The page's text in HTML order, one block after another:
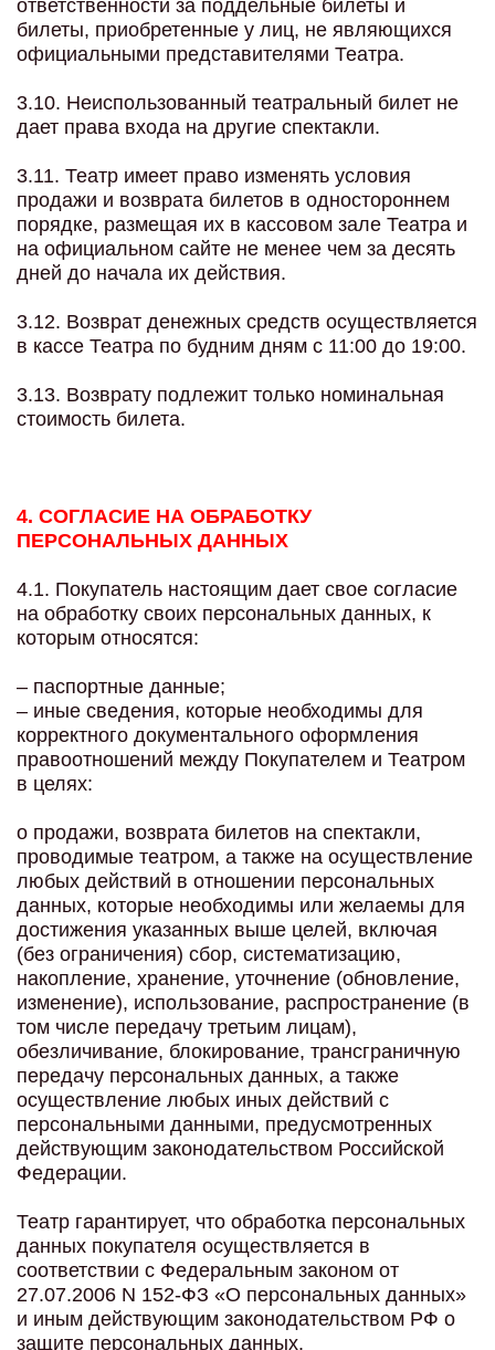
ответственности за поддельные билеты и
билеты, приобретенные у лиц, не являющихся
официальными представителями Театра.
3.10. Неиспользованный театральный билет не
дает права входа на другие спектакли.
3.11. Театр имеет право изменять условия
продажи и возврата билетов в одностороннем
порядке, размещая их в кассовом зале Театра и
на официальном сайте не менее чем за десять
дней до начала их действия.
3.12. Возврат денежных средств осуществляется
в кассе Театра по будним дням с 11:00 до 19:00.
3.13. Возврату подлежит только номинальная
стоимость билета.
4. СОГЛАСИЕ НА ОБРАБОТКУ
ПЕРСОНАЛЬНЫХ ДАННЫХ
4.1. Покупатель настоящим дает свое согласие
на обработку своих персональных данных, к
которым относятся:
– паспортные данные;
– иные сведения, которые необходимы для
корректного документального оформления
правоотношений между Покупателем и Театром
в целях:
o продажи, возврата билетов на спектакли,
проводимые театром, а также на осуществление
любых действий в отношении персональных
данных, которые необходимы или желаемы для
достижения указанных выше целей, включая
(без ограничения) сбор, систематизацию,
накопление, хранение, уточнение (обновление,
изменение), использование, распространение (в
том числе передачу третьим лицам),
обезличивание, блокирование, трансграничную
передачу персональных данных, а также
осуществление любых иных действий с
персональными данными, предусмотренных
действующим законодательством Российской
Федерации.
Театр гарантирует, что обработка персональных
данных покупателя осуществляется в
соответствии с Федеральным законом от
27.07.2006 N 152-ФЗ «О персональных данных»
и иным действующим законодательством РФ о
защите персональных данных.